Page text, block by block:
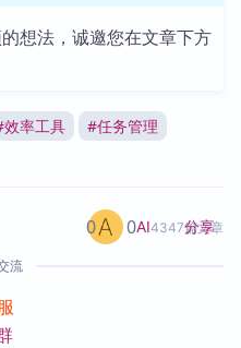
想法，诚邀您在文章下方
效率工具 #任务管理
AI4347篇文章
0 0 分享
流